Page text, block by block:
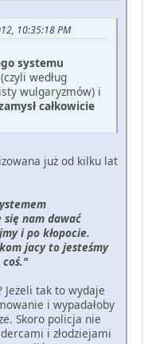
10:35:18 PM
systemu
według
wulgaryzmów) i
całkowicie
już od kilku lat
nam dawać
i po kłopocie.
jacy to jesteśmy
tak to wydaje
i wypadałoby
Skoro policja nie
i złodziejami